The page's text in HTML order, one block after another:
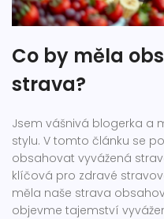
Co by měla
strava?
Jsem vášnivá blogerka a
stylu. V tomto článku se
obsahovat vyvážená
klíčová pro zdravé
měla naše strava
objevme tajemství